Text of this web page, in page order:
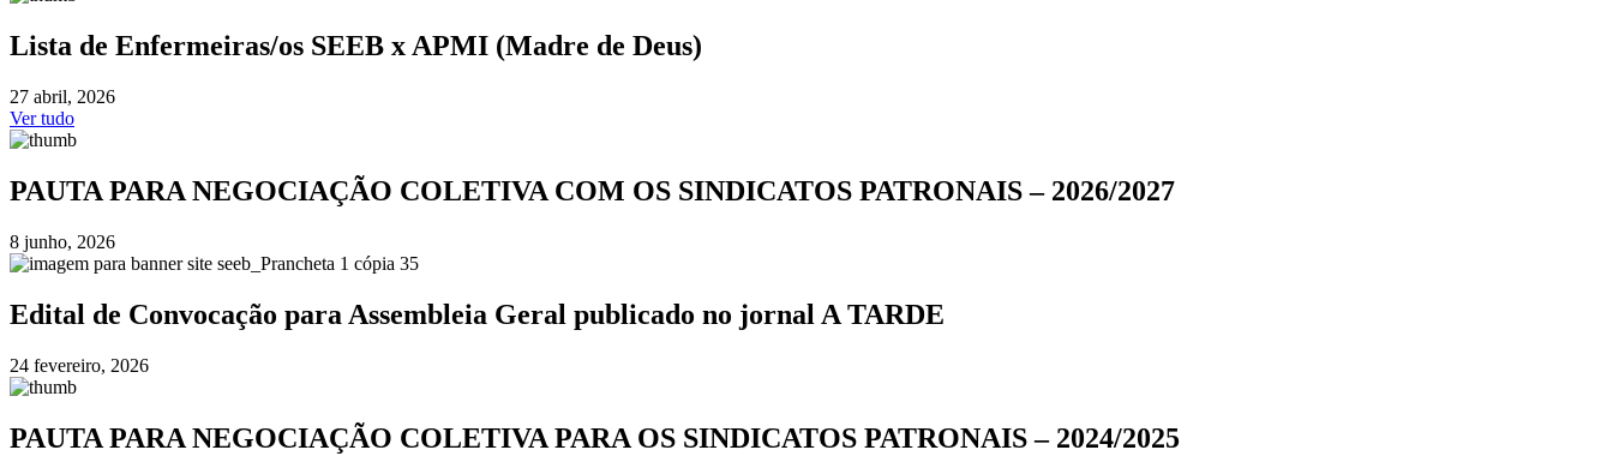
Lista de Enfermeiras/os SEEB x APMI (Madre de Deus)
27 abril, 2026
Ver tudo
PAUTA PARA NEGOCIAÇÃO COLETIVA COM OS SINDICATOS PATRONAIS – 2026/2027
8 junho, 2026
Edital de Convocação para Assembleia Geral publicado no jornal A TARDE
24 fevereiro, 2026
PAUTA PARA NEGOCIAÇÃO COLETIVA PARA OS SINDICATOS PATRONAIS – 2024/2025